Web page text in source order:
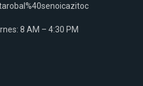
8 AM – 4:30 PM